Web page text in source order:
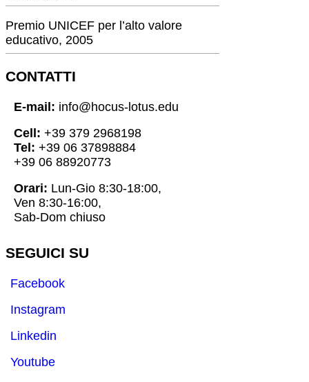
Premio UNICEF per l’alto valore
educativo, 2005
CONTATTI
E-mail: info@hocus-lotus.edu
Cell: +39 379 2968198
Tel: +39 06 37898884
+39 06 88920773
Orari: Lun-Gio 8:30-18:00,
Ven 8:30-16:00,
Sab-Dom chiuso
SEGUICI SU
Facebook
Instagram
Linkedin
Youtube